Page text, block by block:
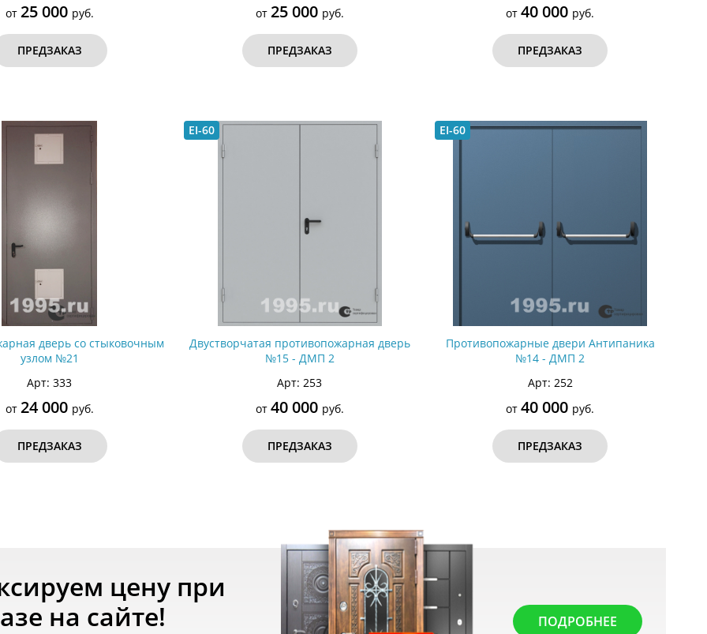
от 25 000 руб.
ПРЕДЗАКАЗ
от 25 000 руб.
ПРЕДЗАКАЗ
от40 000 руб.
ПРЕДЗАКАЗ
дверь со стыковочным
узлом №21
Арт: 333
от 24 000 руб.
ПРЕДЗАКАЗ
EI-60
Двустворчатая противопожарная дверь
№15 - ДМП 2
Арт: 253
от 40 000 руб.
ПРЕДЗАКАЗ
EI-60
Противопожарные двери Антипаника
№14 - ДМП 2
Арт: 252
от40 000 руб.
ПРЕДЗАКАЗ
цену при
на сайте!
ПОДРОБНЕЕ